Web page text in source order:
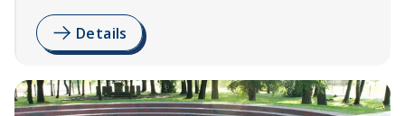
Details